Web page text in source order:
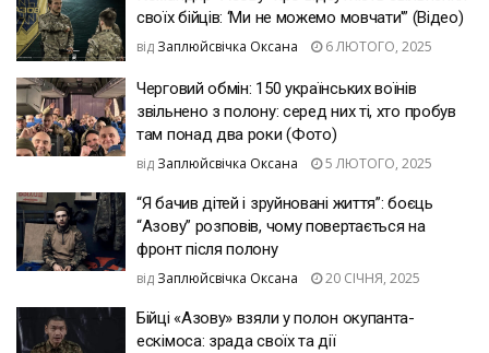
своїх бійців: ‘Ми не можемо мовчати'” (Відео)
від Заплюйсвічка Оксана 6 ЛЮТОГО, 2025
Черговий обмін: 150 українських воїнів
звільнено з полону: серед них ті, хто пробув
там понад два роки (Фото)
від Заплюйсвічка Оксана 5 ЛЮТОГО, 2025
“Я бачив дітей і зруйновані життя”: боєць
“Азову” розповів, чому повертається на
фронт після полону
від Заплюйсвічка Оксана 20 СІЧНЯ, 2025
Бійці «Азову» взяли у полон окупанта-
ескімоса: зрада своїх та дії